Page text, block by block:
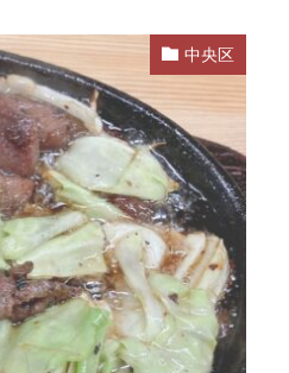
中央区